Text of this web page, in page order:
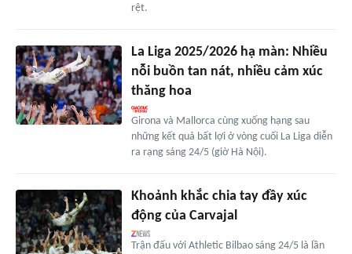
rệt.
La Liga 2025/2026 hạ màn: Nhiều
nỗi buồn tan nát, nhiều cảm xúc
thăng hoa
Girona và Mallorca cùng xuống hạng sau
những kết quả bất lợi ở vòng cuối La Liga diễn
ra rạng sáng 24/5 (giờ Hà Nội).
Khoảnh khắc chia tay đầy xúc
động của Carvajal
Trận đấu với Athletic Bilbao sáng 24/5 là lần